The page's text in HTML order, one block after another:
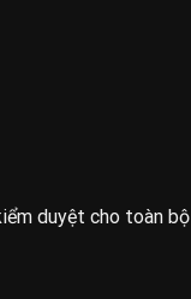
duyệt cho toàn